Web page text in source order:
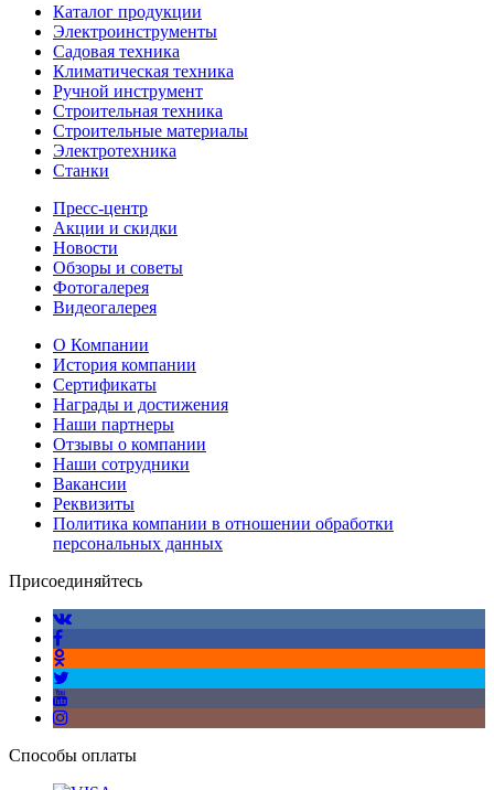
Каталог продукции
Электроинструменты
Садовая техника
Климатическая техника
Ручной инструмент
Строительная техника
Строительные материалы
Электротехника
Станки
Пресс-центр
Акции и скидки
Новости
Обзоры и советы
Фотогалерея
Видеогалерея
О Компании
История компании
Сертификаты
Награды и достижения
Наши партнеры
Отзывы о компании
Наши сотрудники
Вакансии
Реквизиты
Политика компании в отношении обработки
персональных данных
Присоединяйтесь
Способы оплаты